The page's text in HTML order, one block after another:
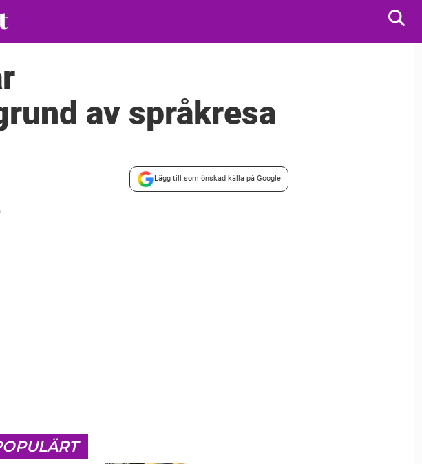
av språkresa
Lägg till som önskad källa på Google